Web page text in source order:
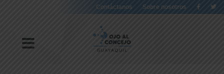
Contáctanos Sobre nosotros